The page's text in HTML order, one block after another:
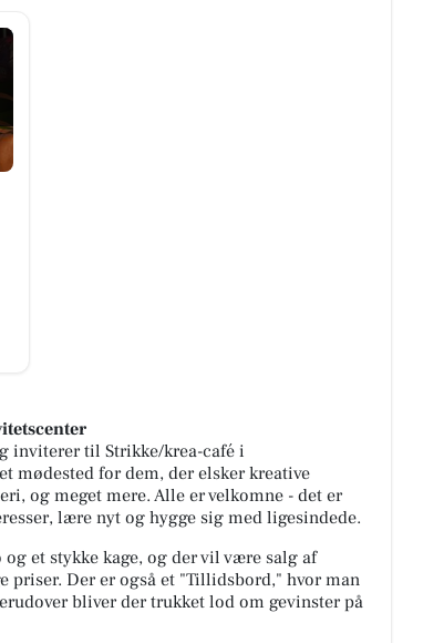
inviterer til Strikke/krea-café i
mødested for dem, der elsker kreative
og meget mere. Alle er velkomne - det er
lære nyt og hygge sig med ligesindede.
et stykke kage, og der vil være salg af
priser. Der er også et "Tillidsbord," hvor man
bliver der trukket lod om gevinster på